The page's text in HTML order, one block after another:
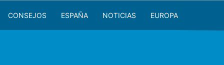
CONSEJOS ESPAÑA NOTICIAS EUROPA